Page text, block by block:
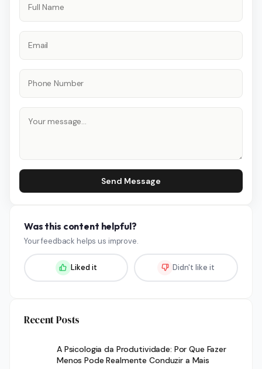
Send Message
Was this content helpful?
Your feedback helps us improve.
Liked it Didn't like it
Recent Posts
A Psicologia da Produtividade: Por Que Fazer
Menos Pode Realmente Conduzir a Mais